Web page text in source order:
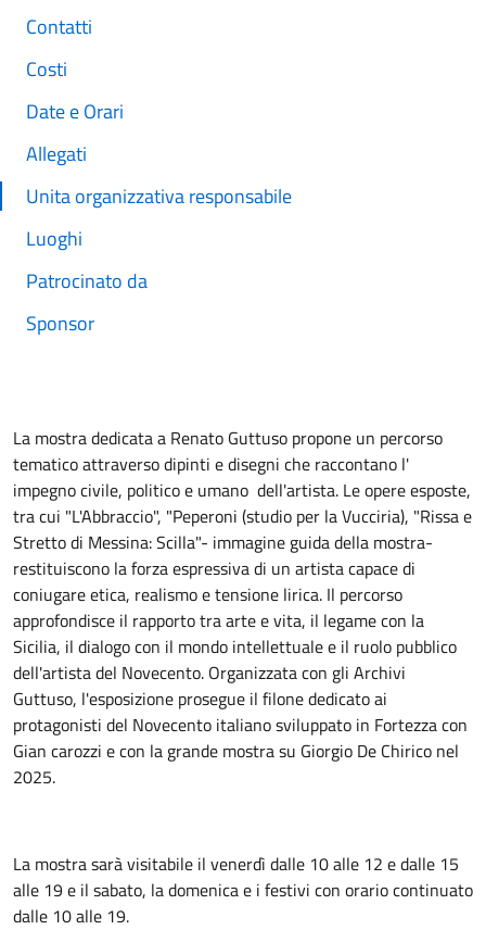
Contatti
Costi
Date e Orari
Allegati
Unita organizzativa responsabile
Luoghi
Patrocinato da
Sponsor
La mostra dedicata a Renato Guttuso propone un percorso
tematico attraverso dipinti e disegni che raccontano l'
impegno civile, politico e umano dell'artista. Le opere esposte,
tra cui "L'Abbraccio", "Peperoni (studio per la Vucciria), "Rissa e
Stretto di Messina: Scilla"- immagine guida della mostra-
restituiscono la forza espressiva di un artista capace di
coniugare etica, realismo e tensione lirica. Il percorso
approfondisce il rapporto tra arte e vita, il legame con la
Sicilia, il dialogo con il mondo intellettuale e il ruolo pubblico
dell'artista del Novecento. Organizzata con gli Archivi
Guttuso, l'esposizione prosegue il filone dedicato ai
protagonisti del Novecento italiano sviluppato in Fortezza con
Gian carozzi e con la grande mostra su Giorgio De Chirico nel
2025.
La mostra sarà visitabile il venerdì dalle 10 alle 12 e dalle 15
alle 19 e il sabato, la domenica e i festivi con orario continuato
dalle 10 alle 19.